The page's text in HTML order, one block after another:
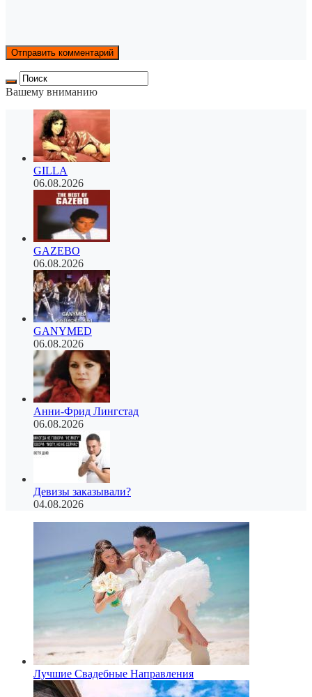
Вашему вниманию
GILLA
06.08.2026
GAZEBO
06.08.2026
GANYMED
06.08.2026
Анни-Фрид Лингстад
06.08.2026
Девизы заказывали?
04.08.2026
Лучшие Свадебные Направления